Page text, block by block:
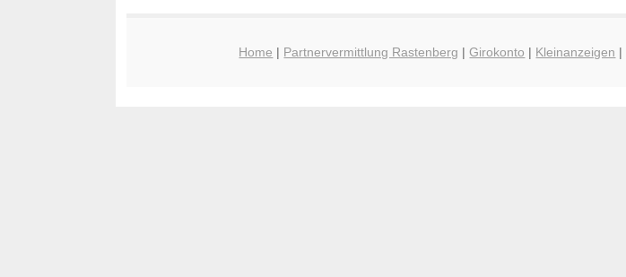
Home | Partnervermittlung Rastenberg |Girokonto | Kleinanzeigen |